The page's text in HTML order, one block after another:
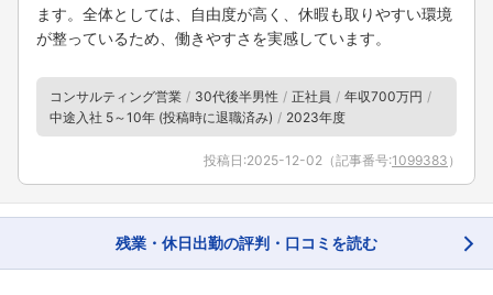
ます。全体としては、自由度が高く、休暇も取りやすい環境
が整っているため、働きやすさを実感しています。
コンサルティング営業 30代後半男性 正社員
年収700万円
中途入社 5～10年 (投稿時に退職済み)
2023年度
投稿日:2025-12-02 （記事番号:1099383 ）
残業・休日出勤の評判・口コミを読む